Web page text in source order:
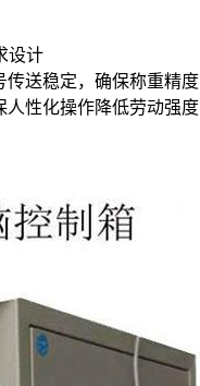
设计
传送稳定，确保称重精度
人性化操作降低劳动强度